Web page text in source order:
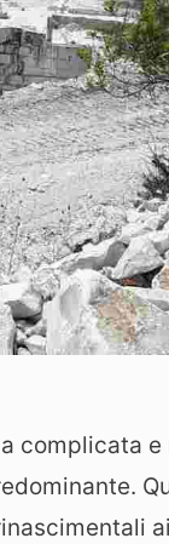
complicata e